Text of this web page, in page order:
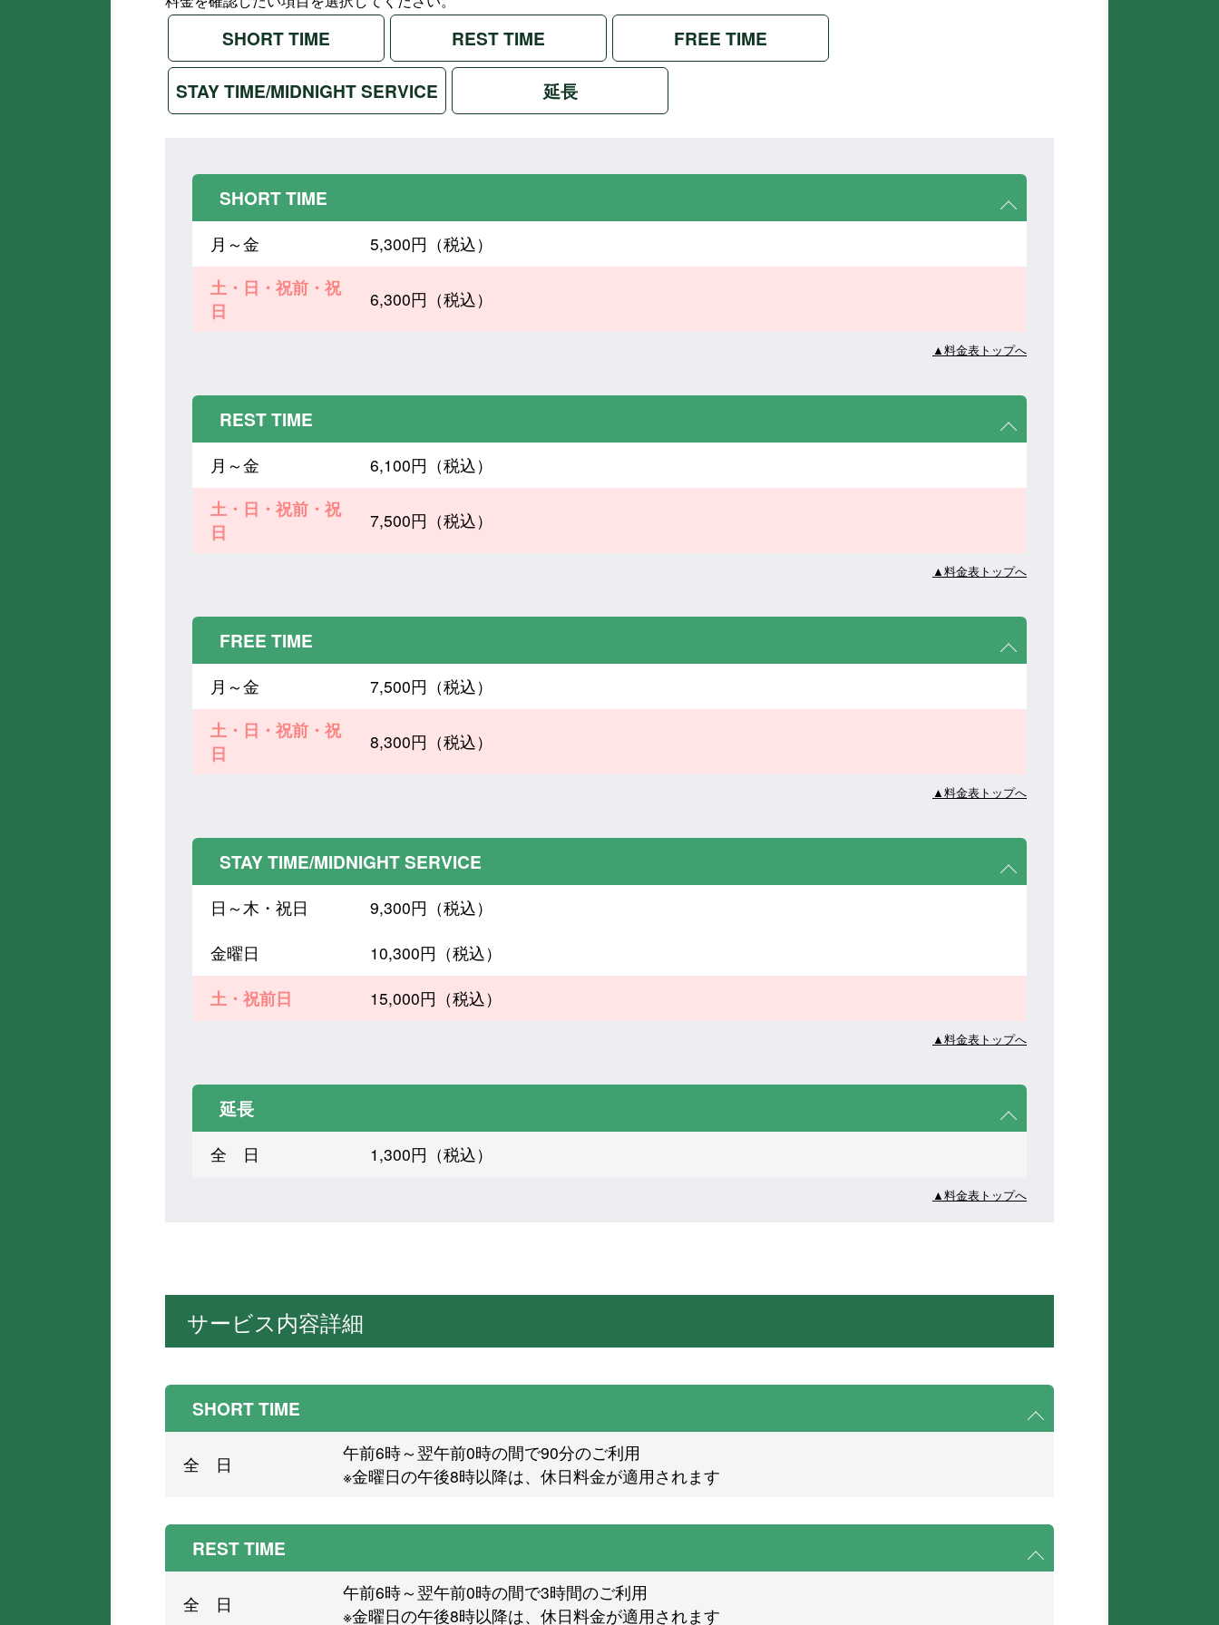
SHORT TIME REST TIME FREE TIME
STAY TIME/MIDNIGHT SERVICE 延長
SHORT TIME
月～金
5,300円（税込）
土・日・祝前・祝
日
6,300円（税込）
▲料金表トップへ
REST TIME
月～金
6,100円（税込）
土・日・祝前・祝
日
7,500円（税込）
▲料金表トップへ
FREE TIME
月～金
7,500円（税込）
土・日・祝前・祝
日
8,300円（税込）
▲料金表トップへ
STAY TIME/MIDNIGHT SERVICE
日～木・祝日
9,300円（税込）
金曜日
10,300円（税込）
土・祝前日
15,000円（税込）
▲料金表トップへ
延長
全 日 1,300円（税込）
▲料金表トップへ
サービス内容詳細
SHORT TIME
全 日
午前6時～翌午前0時の間で90分のご利用
※金曜日の午後8時以降は、休日料金が適用されます
REST TIME
全 日
午前6時～翌午前0時の間で3時間のご利用
※金曜日の午後8時以降は、休日料金が適用されます